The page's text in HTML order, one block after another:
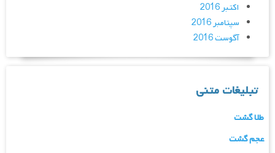
اکتبر 2016
سپتامبر 2016
آگوست 2016
تبلیغات متنی
طلا گشت
عجم گشت